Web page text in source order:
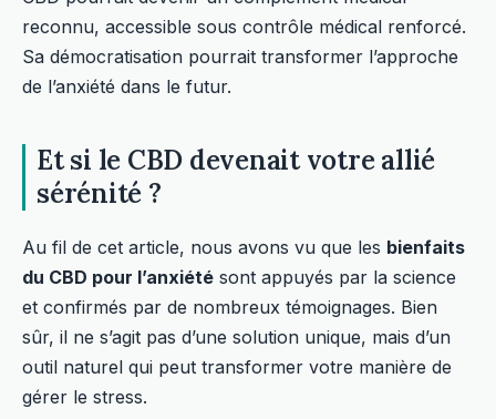
reconnu, accessible sous contrôle médical renforcé.
Sa démocratisation pourrait transformer l’approche
de l’anxiété dans le futur.
Et si le CBD devenait votre allié
sérénité ?
Au fil de cet article, nous avons vu que les bienfaits
du CBD pour l’anxiété sont appuyés par la science
et confirmés par de nombreux témoignages. Bien
sûr, il ne s’agit pas d’une solution unique, mais d’un
outil naturel qui peut transformer votre manière de
gérer le stress.